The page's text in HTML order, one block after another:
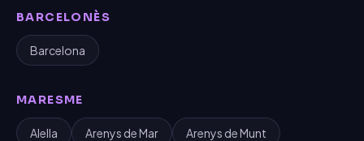
BARCELONÈS
Barcelona
MARESME
Alella Arenys de Mar Arenys de Munt